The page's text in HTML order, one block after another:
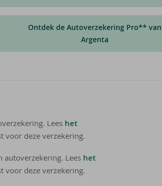
Ontdek de Autoverzekering Pro** van
Argenta
Lees het
voor deze verzekering.
autoverzekering. Lees het
voor deze verzekering.